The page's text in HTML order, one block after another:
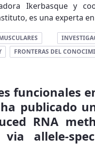
Ikerbasque y
es una experta
FRONTERAS DEL
funcionales
publicado
RNA
allele-